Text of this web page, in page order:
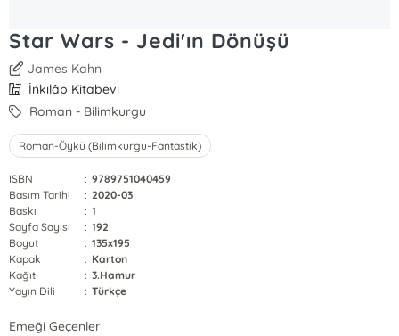
Star Wars - Jedi'ın Dönüşü
James Kahn
İnkılâp Kitabevi
Roman - Bilimkurgu
Roman-Öykü (Bilimkurgu-Fantastik)
ISBN : 9789751040459
Basım Tarihi
: 2020-03
Baskı
: 1
Sayfa Sayısı
: 192
Boyut
: 135x195
Kapak
: Karton
Kağıt
: 3.Hamur
Yayın Dili
: Türkçe
Emeği Geçenler